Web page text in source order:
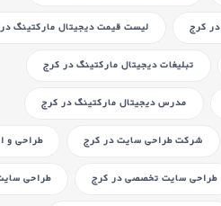
در کرج لیست قیمت دیجیتال مارکتینگ
تبلیغات دیجیتال مارکتینگدر کرج
مدرس دیجیتال مارکتینگدر کرج
شرکت طراحی سایتدر کرج طراحی و
طراحی سایت تخصصیدر کرج طراحی